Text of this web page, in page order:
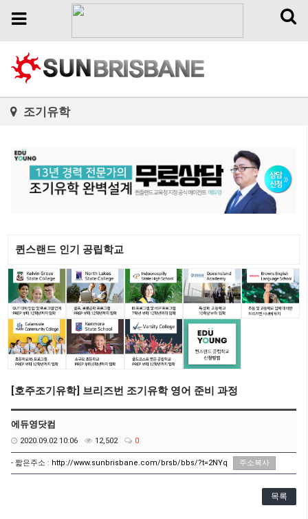
Toggle
Toggle
조기유학
퀸스랜드 인기 공립학교
[호주조기유학] 브리즈번 조기유학 영어 준비 과정
에듀영닷컴
2020.09.02 10:06 12,502 0
- 짧은주소 : http://www.sunbrisbane.com/brsb/bbs/?t=2NYq 주소복사
목록